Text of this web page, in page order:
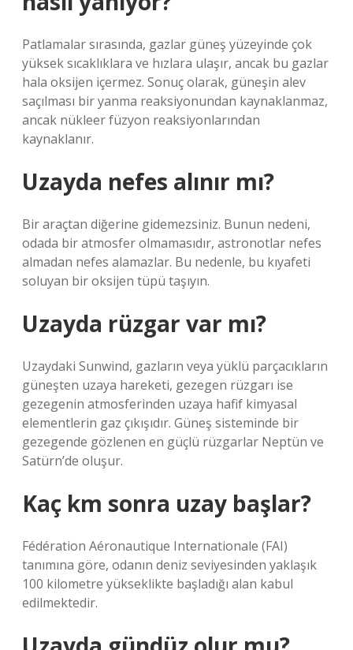
Patlamalar sırasında, gazlar güneş yüzeyinde çok
yüksek sıcaklıklara ve hızlara ulaşır, ancak bu gazlar
hala oksijen içermez. Sonuç olarak, güneşin alev
saçılması bir yanma reaksiyonundan kaynaklanmaz,
ancak nükleer füzyon reaksiyonlarından
kaynaklanır.
Uzayda nefes alınır mı?
Bir araçtan diğerine gidemezsiniz. Bunun nedeni,
odada bir atmosfer olmamasıdır, astronotlar nefes
almadan nefes alamazlar. Bu nedenle, bu kıyafeti
soluyan bir oksijen tüpü taşıyın.
Uzayda rüzgar var mı?
Uzaydaki Sunwind, gazların veya yüklü parçacıkların
güneşten uzaya hareketi, gezegen rüzgarı ise
gezegenin atmosferinden uzaya hafif kimyasal
elementlerin gaz çıkışıdır. Güneş sisteminde bir
gezegende gözlenen en güçlü rüzgarlar Neptün ve
Satürn’de oluşur.
Kaç km sonra uzay başlar?
Fédération Aéronautique Internationale (FAI)
tanımına göre, odanın deniz seviyesinden yaklaşık
100 kilometre yükseklikte başladığı alan kabul
edilmektedir.